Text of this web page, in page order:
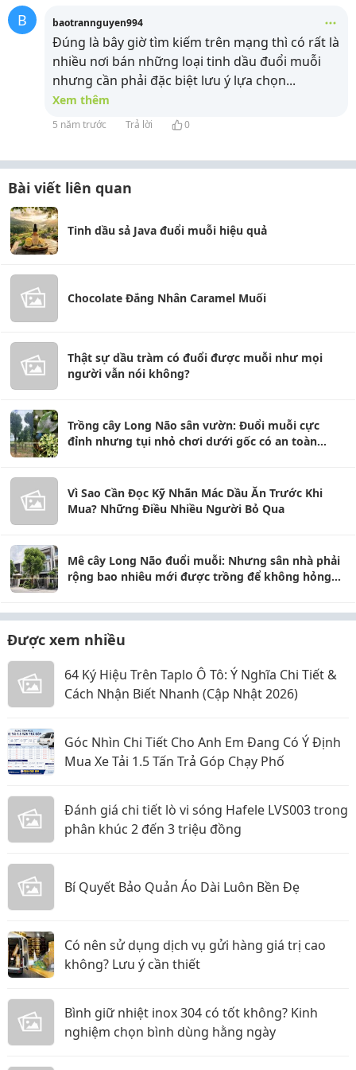
B baotrannguyen994
Đúng là bây giờ tìm kiếm trên mạng thì có rất là
nhiều nơi bán những loại tinh dầu đuổi muỗi
nhưng cần phải đặc biệt lưu ý lựa chọn...
Xem thêm
5 năm trước Trả lời 0
Bài viết liên quan
Tinh dầu sả Java đuổi muỗi hiệu quả
Chocolate Đắng Nhân Caramel Muối
Thật sự dầu tràm có đuổi được muỗi như mọi
người vẫn nói không?
Trồng cây Long Não sân vườn: Đuổi muỗi cực
đỉnh nhưng tụi nhỏ chơi dưới gốc có an toàn
Vì Sao Cần Đọc Kỹ Nhãn Mác Dầu Ăn Trước Khi
Mua? Những Điều Nhiều Người Bỏ Qua
Mê cây Long Não đuổi muỗi: Nhưng sân nhà phải
rộng bao nhiêu mới được trồng để không hỏng
Được xem nhiều
64 Ký Hiệu Trên Taplo Ô Tô: Ý Nghĩa Chi Tiết &
Cách Nhận Biết Nhanh (Cập Nhật 2026)
Góc Nhìn Chi Tiết Cho Anh Em Đang Có Ý Định
Mua Xe Tải 1.5 Tấn Trả Góp Chạy Phố
Đánh giá chi tiết lò vi sóng Hafele LVS003 trong
phân khúc 2 đến 3 triệu đồng
Bí Quyết Bảo Quản Áo Dài Luôn Bền Đẹ
Có nên sử dụng dịch vụ gửi hàng giá trị cao
không? Lưu ý cần thiết
Bình giữ nhiệt inox 304 có tốt không? Kinh
nghiệm chọn bình dùng hằng ngày